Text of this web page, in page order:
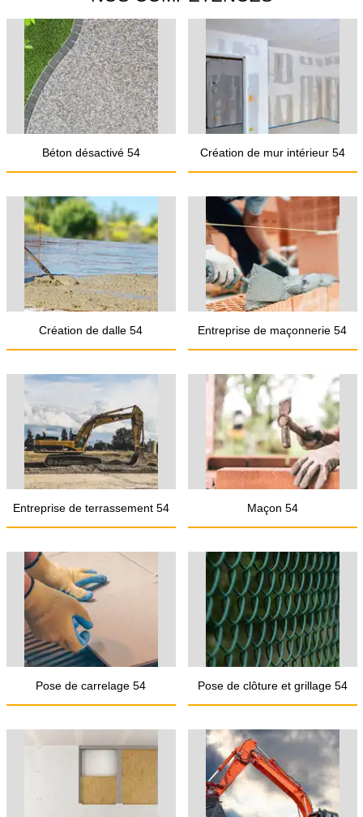
Béton désactivé 54 Création de mur intérieur 54
Création de dalle 54 Entreprise de maçonnerie 54
Entreprise de terrassement 54 Maçon 54
Pose de carrelage 54 Pose de clôture et grillage 54